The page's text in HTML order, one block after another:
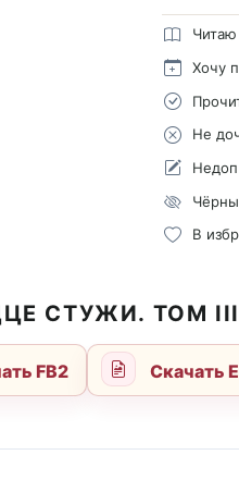
Читаю
Хочу
Не
В
СТУЖИ. ТОМ
FB2 Скачать